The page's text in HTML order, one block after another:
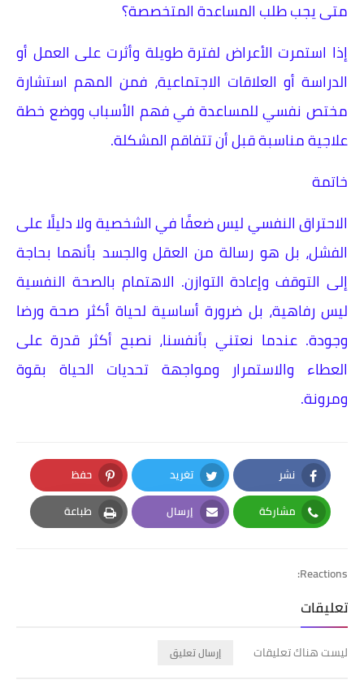
متى يجب طلب المساعدة المتخصصة؟
إذا استمرت الأعراض لفترة طويلة وأثرت على العمل أو
الدراسة أو العلاقات الاجتماعية، فمن المهم استشارة
مختص نفسي للمساعدة في فهم الأسباب ووضع خطة
علاجية مناسبة قبل أن تتفاقم المشكلة.
خاتمة
الاحتراق النفسي ليس ضعفًا في الشخصية ولا دليلًا على
الفشل، بل هو رسالة من العقل والجسد بأنهما بحاجة
إلى التوقف وإعادة التوازن. الاهتمام بالصحة النفسية
ليس رفاهية، بل ضرورة أساسية لحياة أكثر صحة ورضا
وجودة. عندما نعتني بأنفسنا، نصبح أكثر قدرة على
العطاء والاستمرار ومواجهة تحديات الحياة بقوة
ومرونة.
نشر
Facebook
تغريد
Twitter
حفظ
Pinterest
مشاركة
Whatsapp
إرسال
Email
طباعة
Print
Reactions:
تعليقات
ليست هناك تعليقات إرسال تعليق